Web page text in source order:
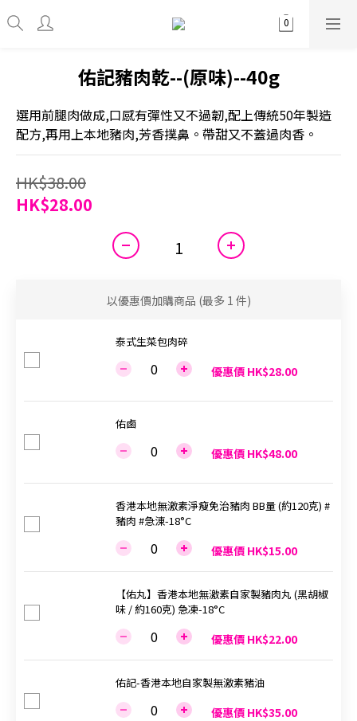
佑記豬肉乾--(原味)--40g
選用前腿肉做成,口感有彈性又不過韌,配上傳統50年製造
配方,再用上本地豬肉,芳香撲鼻。帶甜又不蓋過肉香。
HK$38.00
HK$28.00
以優惠價加購商品 (最多 1 件)
泰式生菜包肉碎
優惠價 HK$28.00
佑鹵
優惠價 HK$48.00
香港本地無激素淨瘦免治豬肉 BB量 (約120克) #
豬肉 #急涷-18°C
優惠價 HK$15.00
【佑丸】香港本地無激素自家製豬肉丸 (黑胡椒
味 / 約160克) 急凍-18°C
優惠價 HK$22.00
佑記-香港本地自家製無激素豬油
優惠價 HK$35.00